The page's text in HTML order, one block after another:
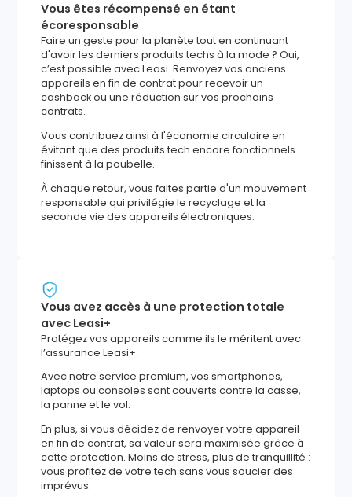
Vous êtes récompensé en étant
écoresponsable
Faire un geste pour la planète tout en continuant
d'avoir les derniers produits techs à la mode ? Oui,
c’est possible avec Leasi. Renvoyez vos anciens
appareils en fin de contrat pour recevoir un
cashback ou une réduction sur vos prochains
contrats.
Vous contribuez ainsi à l'économie circulaire en
évitant que des produits tech encore fonctionnels
finissent à la poubelle.
À chaque retour, vous faites partie d'un mouvement
responsable qui privilégie le recyclage et la
seconde vie des appareils électroniques.
Vous avez accès à une protection totale
avec Leasi+
Protégez vos appareils comme ils le méritent avec
l’assurance Leasi+.
Avec notre service premium, vos smartphones,
laptops ou consoles sont couverts contre la casse,
la panne et le vol.
En plus, si vous décidez de renvoyer votre appareil
en fin de contrat, sa valeur sera maximisée grâce à
cette protection. Moins de stress, plus de tranquillité :
vous profitez de votre tech sans vous soucier des
imprévus.